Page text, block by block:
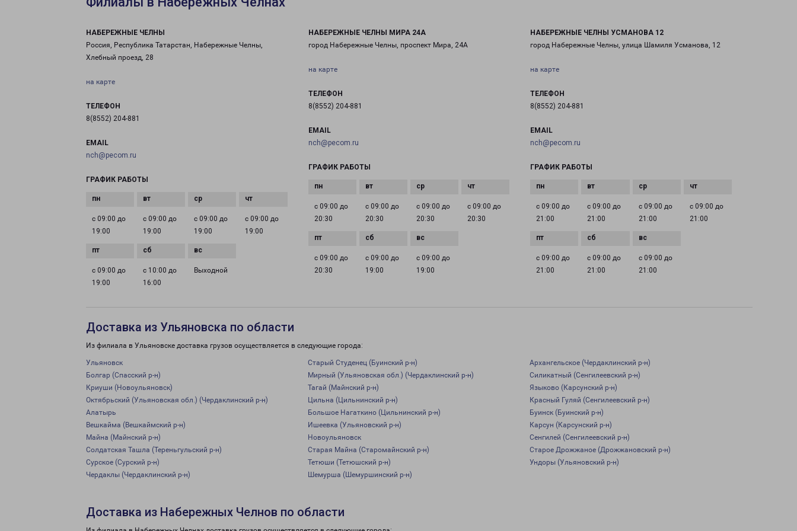
НАБЕРЕЖНЫЕ ЧЕЛНЫ
Россия, Республика Татарстан, Набережные Челны,
Хлебный проезд, 28
на карте
ТЕЛЕФОН
8(8552) 204-881
EMAIL
nch@pecom.ru
ГРАФИК РАБОТЫ
с 09:00 до
19:00
с 09:00 до
19:00
с 09:00 до
19:00
с 09:00 до
19:00
с 09:00 до
19:00
с 10:00 до
16:00
Выходной
НАБЕРЕЖНЫЕ ЧЕЛНЫ МИРА 24А
город Набережные Челны, проспект Мира, 24А
на карте
ТЕЛЕФОН
8(8552) 204-881
EMAIL
nch@pecom.ru
ГРАФИК РАБОТЫ
с 09:00 до
20:30
с 09:00 до
20:30
с 09:00 до
20:30
с 09:00 до
20:30
с 09:00 до
20:30
с 09:00 до
19:00
с 09:00 до
19:00
НАБЕРЕЖНЫЕ ЧЕЛНЫ УСМАНОВА 12
город Набережные Челны, улица Шамиля Усманова, 12
на карте
ТЕЛЕФОН
8(8552) 204-881
EMAIL
nch@pecom.ru
ГРАФИК РАБОТЫ
с 09:00 до
21:00
с 09:00 до
21:00
с 09:00 до
21:00
с 09:00 до
21:00
с 09:00 до
21:00
с 09:00 до
21:00
с 09:00 до
21:00
Доставка из Ульяновска по области
Из филиала в Ульяновске доставка грузов осуществляется в следующие города:
Ульяновск Старый Студенец (Буинский р-н)
Архангельское (Чердаклинский р-н)
Болгар (Спасский р-н)
Мирный (Ульяновская обл.) (Чердаклинский р-н)
Силикатный (Сенгилеевский р-н)
Криуши (Новоульяновск)
Тагай (Майнский р-н)
Языково (Карсунский р-н)
Октябрьский (Ульяновская обл.) (Чердаклинский р-н)
Цильна (Цильнинский р-н)
Красный Гуляй (Сенгилеевский р-н)
Алатырь
Большое Нагаткино (Цильнинский р-н)
Буинск (Буинский р-н)
Вешкайма (Вешкаймский р-н)
Ишеевка (Ульяновский р-н)
Карсун (Карсунский р-н)
Майна (Майнский р-н)
Новоульяновск
Сенгилей (Сенгилеевский р-н)
Солдатская Ташла (Тереньгульский р-н)
Старая Майна (Старомайнский р-н)
Старое Дрожжаное (Дрожжановский р-н)
Сурское (Сурский р-н)
Тетюши (Тетюшский р-н)
Ундоры (Ульяновский р-н)
Чердаклы (Чердаклинский р-н)
Шемурша (Шемуршинский р-н)
Доставка из Набережных Челнов по области